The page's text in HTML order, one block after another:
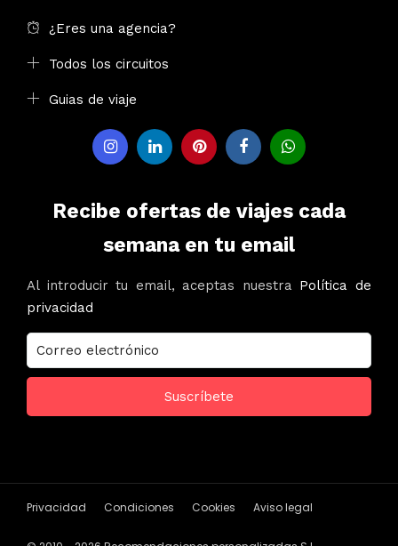
¿Eres una agencia?
Todos los circuitos
Guias de viaje
Recibe ofertas de viajes cada
semana en tu email
Al introducir tu email, aceptas nuestra Política de
privacidad
Privacidad Condiciones Cookies Aviso legal